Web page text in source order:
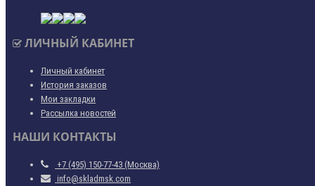
ЛИЧНЫЙ КАБИНЕТ
Личный кабинет
История заказов
Мои закладки
Рассылка новостей
НАШИ КОНТАКТЫ
+7 (495) 150-77-43 (Москва)
info@skladmsk.com